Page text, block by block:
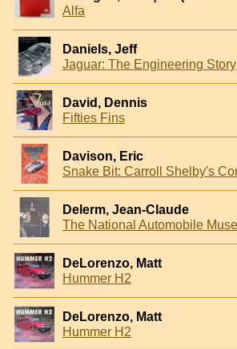
Alfa
Daniels, Jeff
Jaguar: The Engineering Story
David, Dennis
Fifties Fins
Davison, Eric
Delerm, Jean-Claude
DeLorenzo, Matt
Hummer H2
DeLorenzo, Matt
Hummer H2